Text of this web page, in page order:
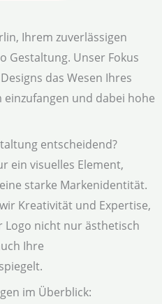
Ihrem zuverlässigen
Gestaltung. Unser Fokus
das Wesen Ihres
und dabei hohe
entscheidend?
ein visuelles Element,
starke Markenidentität.
Kreativität und Expertise,
Logo nicht nur ästhetisch
Ihre
im Überblick: